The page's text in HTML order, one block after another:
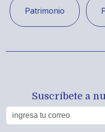
Patrimonio
Suscríbete a